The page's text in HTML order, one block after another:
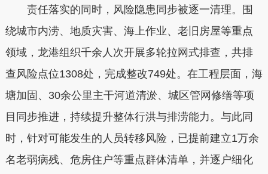
责任落实的同时，风险隐患同步被逐一清理。围
绕城市内涝、地质灾害、海上作业、老旧房屋等重点
领域，龙港组织千余人次开展多轮拉网式排查，共排
查风险点位1308处，完成整改749处。在工程层面，海
塘加固、30余公里主干河道清淤、城区管网修缮等项
目同步推进，持续提升整体行洪与排涝能力。与此同
时，针对可能发生的人员转移风险，已提前建立1万余
名老弱病残、危房住户等重点群体清单，并逐户细化